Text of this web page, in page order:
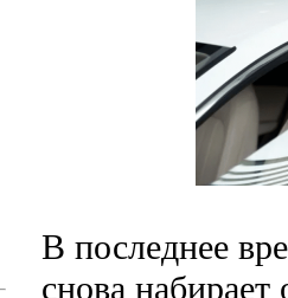
В последнее
снова